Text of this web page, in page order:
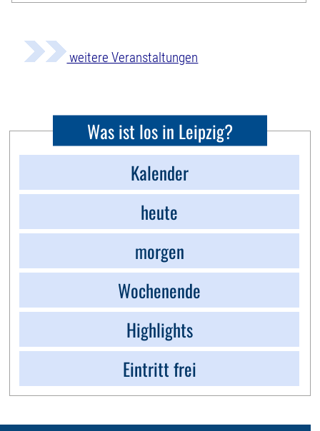
weitere Veranstaltungen
Was ist los in Leipzig?
Kalender
heute
morgen
Wochenende
Highlights
Eintritt frei